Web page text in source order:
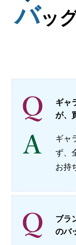
新着情報
買取対象品
店舗情報
メール
バッ
ギャ
が、
ギャ
ず、
お持
ブラ
のバ